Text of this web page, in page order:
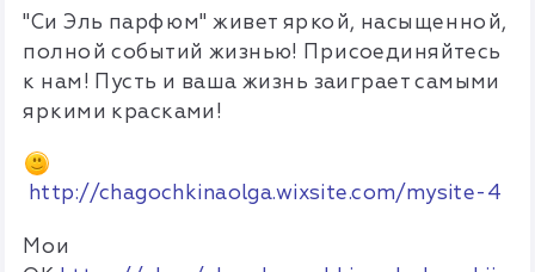
"Си Эль парфюм" живет яркой, насыщенной,
полной событий жизнью! Присоединяйтесь
к нам! Пусть и ваша жизнь заиграет самыми
яркими красками!
http://chagochkinaolga.wixsite.com/mysite-4
Мои